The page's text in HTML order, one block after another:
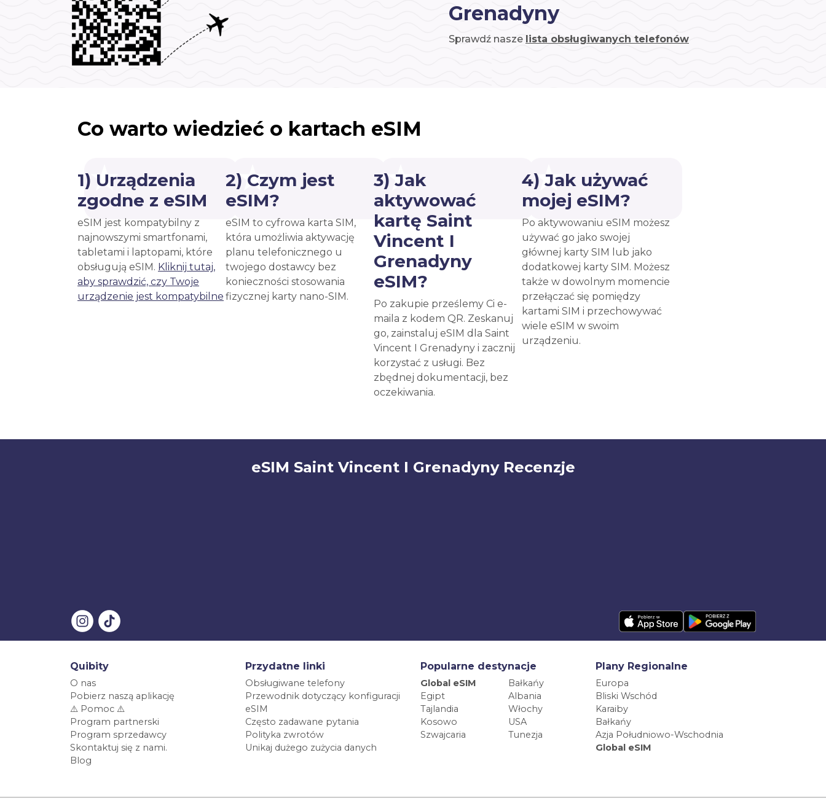
Grenadyny
Sprawdź nasze lista obsługiwanych telefonów
Co warto wiedzieć o kartach eSIM
1) Urządzenia
zgodne z eSIM
eSIM jest kompatybilny z
najnowszymi smartfonami,
tabletami i laptopami, które
obsługują eSIM. Kliknij tutaj,
aby sprawdzić, czy Twoje
urządzenie jest kompatybilne
2) Czym jest
eSIM?
eSIM to cyfrowa karta SIM,
która umożliwia aktywację
planu telefonicznego u
twojego dostawcy bez
konieczności stosowania
fizycznej karty nano-SIM.
3) Jak
aktywować
kartę Saint
Vincent I
Grenadyny
eSIM?
Po zakupie prześlemy Ci e-
maila z kodem QR. Zeskanuj
go, zainstaluj eSIM dla Saint
Vincent I Grenadyny i zacznij
korzystać z usługi. Bez
zbędnej dokumentacji, bez
oczekiwania.
4) Jak używać
mojej eSIM?
Po aktywowaniu eSIM możesz
używać go jako swojej
głównej karty SIM lub jako
dodatkowej karty SIM. Możesz
także w dowolnym momencie
przełączać się pomiędzy
kartami SIM i przechowywać
wiele eSIM w swoim
urządzeniu.
eSIM Saint Vincent I Grenadyny Recenzje
Quibity
O nas
Pobierz naszą aplikację
⚠️ Pomoc ⚠️
Program partnerski
Program sprzedawcy
Skontaktuj się z nami.
Blog
Przydatne linki
Obsługiwane telefony
Przewodnik dotyczący konfiguracji
eSIM
Często zadawane pytania
Polityka zwrotów
Unikaj dużego zużycia danych
Popularne destynacje
Global eSIM
Bałkańy
Egipt
Albania
Tajlandia
Włochy
Kosowo
USA
Szwajcaria
Tunezja
Plany Regionalne
Europa
Bliski Wschód
Karaiby
Bałkańy
Azja Południowo-Wschodnia
Global eSIM